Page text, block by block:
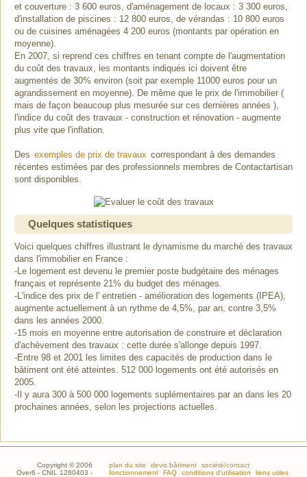
et couverture : 3 600 euros, d'aménagement de locaux : 3 300 euros,
d'installation de piscines : 12 800 euros, de vérandas : 10 800 euros
ou de cuisines aménagées 4 200 euros (montants par opération en
moyenne).
En 2007, si reprend ces chiffres en tenant compte de l'augmentation
du coût des travaux, les montants indiqués ici doivent être
augmentés de 30% environ (soit par exemple 11000 euros pour un
agrandissement en moyenne). De même que le prix de l'immobilier (
mais de façon beaucoup plus mesurée sur ces dernières années ),
l'indice du coût des travaux - construction et rénovation - augmente
plus vite que l'inflation.
Des exemples de prix de travaux correspondant à des demandes
récentes estimées par des professionnels membres de Contactartisan
sont disponibles.
Quelques statistiques
Voici quelques chiffres illustrant le dynamisme du marché des travaux
dans l'immobilier en France :
-Le logement est devenu le premier poste budgétaire des ménages
français et représente 21% du budget des ménages.
-L'indice des prix de l' entretien - amélioration des logements (IPEA),
augmente actuellement à un rythme de 4,5%, par an, contre 3,5%
dans les années 2000.
-15 mois en moyenne entre autorisation de construire et déclaration
d'achèvement des travaux : cette durée s'allonge depuis 1997.
-Entre 98 et 2001 les limites des capacités de production dans le
bâtiment ont été atteintes. 512 000 logements ont été autorisés en
2005.
-Il y aura 300 à 500 000 logements suplémentaires par an dans les 20
prochaines années, selon les projections actuelles.
Copyright © 2006
Over6 - CNIL 1260403 -
plan du site devis bâtiment
société/contact
fonctionnement
FAQ conditions d'utilisation liens utiles